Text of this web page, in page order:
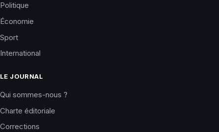
Politique
Économie
Sport
International
LE JOURNAL
Qui sommes-nous ?
Charte éditoriale
Corrections